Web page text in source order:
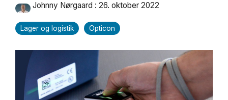
Johnny Nørgaard : 26. oktober 2022
Lager og logistik Opticon